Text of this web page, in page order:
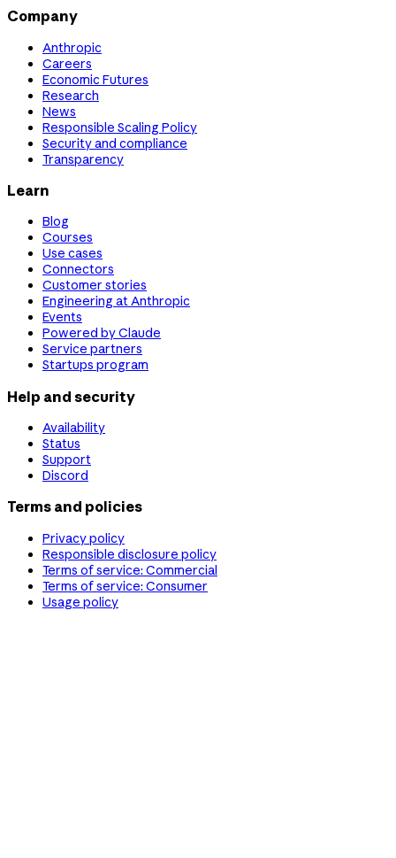
Company
Anthropic
Careers
Economic Futures
Research
News
Responsible Scaling Policy
Security and compliance
Transparency
Learn
Blog
Courses
Use cases
Connectors
Customer stories
Engineering at Anthropic
Events
Powered by Claude
Service partners
Startups program
Help and security
Availability
Status
Support
Discord
Terms and policies
Privacy policy
Responsible disclosure policy
Terms of service: Commercial
Terms of service: Consumer
Usage policy